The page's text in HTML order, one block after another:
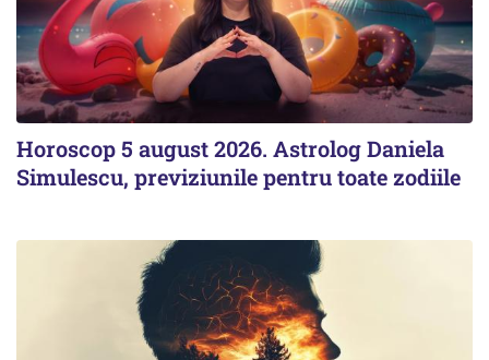
Horoscop 5 august 2026. Astrolog Daniela
Simulescu, previziunile pentru toate zodiile